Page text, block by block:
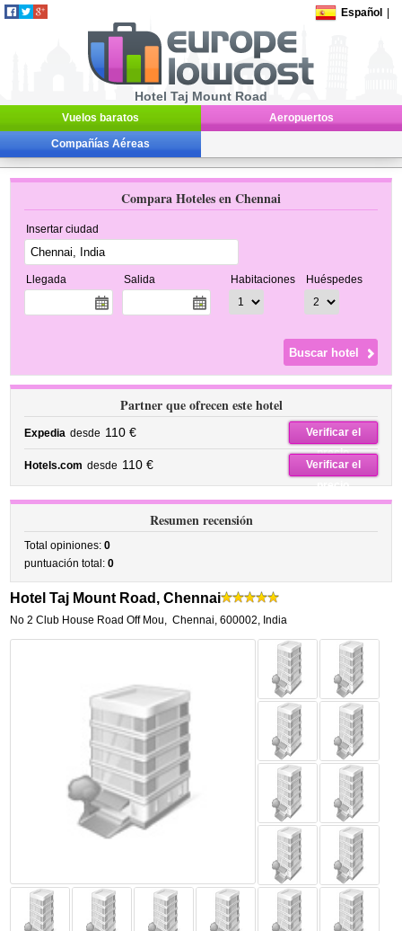
Español
Hotel Taj Mount Road
Vuelos baratos Aeropuertos
Compañías Aéreas
Compara Hoteles en Chennai
Insertar ciudad
Llegada Salida Habitaciones Huéspedes
Partner que ofrecen este hotel
Expedia desde 110 €
Verificar el
precio
Hotels.com desde 110 €
Verificar el
precio
Resumen recensión
Total opiniones:0
puntuación total:0
Hotel Taj Mount Road, Chennai
No 2 Club House Road Off Mou, Chennai,600002, India